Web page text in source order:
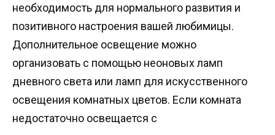
необходимость для нормального развития и
позитивного настроения вашей любимицы.
Дополнительное освещение можно
организовать с помощью неоновых ламп
дневного света или ламп для искусственного
освещения комнатных цветов. Если комната
недостаточно освещается с